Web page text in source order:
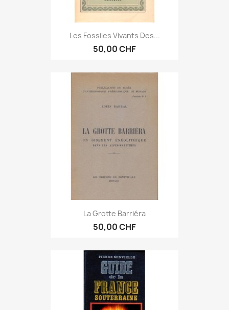
Les Fossiles Vivants Des...
50,00 CHF
La Grotte Barriéra
50,00 CHF